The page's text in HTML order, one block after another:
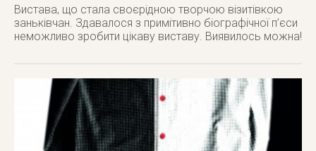
Вистава, що стала своєрідною творчою візитівкою
заньківчан. Здавалося з примітивно біографічної п’єси
неможливо зробити цікаву виставу. Виявилось можна!